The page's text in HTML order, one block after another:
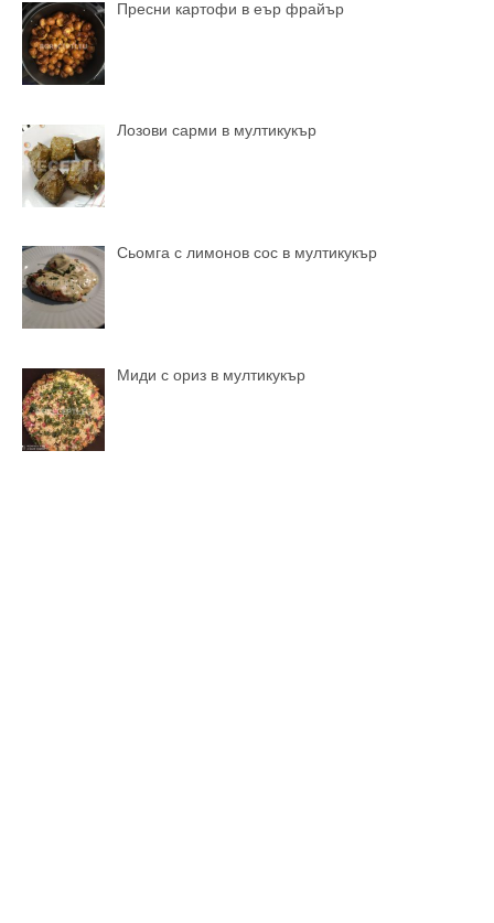
Пресни картофи в еър фрайър
Лозови сарми в мултикукър
Сьомга с лимонов сос в мултикукър
Миди с ориз в мултикукър